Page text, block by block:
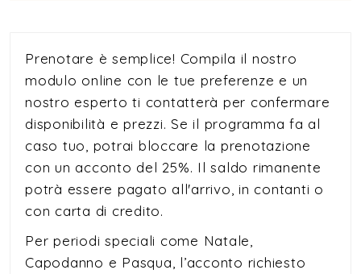
Prenotare è semplice! Compila il nostro
modulo online con le tue preferenze e un
nostro esperto ti contatterà per confermare
disponibilità e prezzi. Se il programma fa al
caso tuo, potrai bloccare la prenotazione
con un acconto del 25%. Il saldo rimanente
potrà essere pagato all'arrivo, in contanti o
con carta di credito.
Per periodi speciali come Natale,
Capodanno e Pasqua, l’acconto richiesto